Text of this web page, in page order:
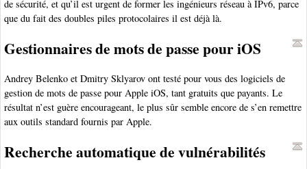
de sécurité, et qu’il est urgent de former les ingénieurs réseau à IPv6, parce
que du fait des doubles piles protocolaires il est déjà là.
Gestionnaires de mots de passe pour iOS
Andrey Belenko et Dmitry Sklyarov ont testé pour vous des logiciels de
gestion de mots de passe pour Apple iOS, tant gratuits que payants. Le
résultat n’est guère encourageant, le plus sûr semble encore de s’en remettre
aux outils standard fournis par Apple.
Recherche automatique de vulnérabilités